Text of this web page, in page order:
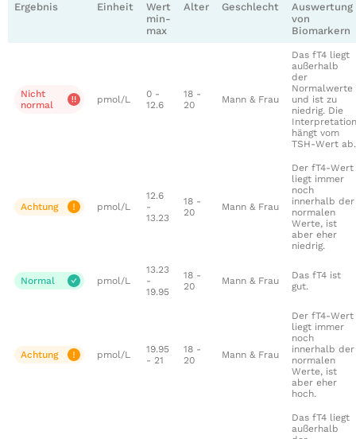
Ergebnis Einheit
Wert
min-
max
Alter Geschlecht
Auswertung
von
Biomarkern
Nicht
normal
pmol/L
0 -
12.6
18 -
20
Mann & Frau
Das fT4 liegt
außerhalb
der
Normalwerte
und ist zu
niedrig. Die
Interpretation
hängt vom
TSH-Wert ab.
Achtung pmol/L
12.6
-
13.23
18 -
20
Mann & Frau
Der fT4-Wert
liegt immer
noch
innerhalb der
normalen
Werte, ist
aber eher
niedrig.
Normal pmol/L
13.23
-
19.95
18 -
20
Mann & Frau
Das fT4 ist
gut.
Achtung pmol/L
19.95
- 21
18 -
20
Mann & Frau
Der fT4-Wert
liegt immer
noch
innerhalb der
normalen
Werte, ist
aber eher
hoch.
Das fT4 liegt
außerhalb